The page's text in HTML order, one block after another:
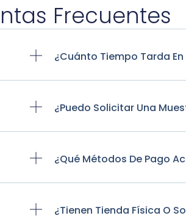
Frecuentes
¿Cuánto Tiempo Tarda En
¿Puedo Solicitar Una
¿Qué Métodos De Pago
¿Tienen Tienda Física O